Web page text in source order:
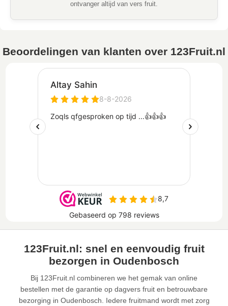
ontvanger altijd van vers fruit.
Beoordelingen van klanten over 123Fruit.nl
123Fruit.nl: snel en eenvoudig fruit
bezorgen in Oudenbosch
Bij 123Fruit.nl combineren we het gemak van online
bestellen met de garantie op dagvers fruit en betrouwbare
bezorging in Oudenbosch. Iedere fruitmand wordt met zorg